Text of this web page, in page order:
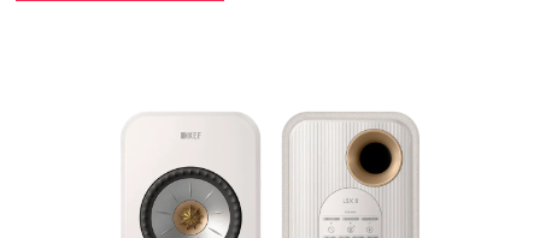
Ce contenu est hébergé par un tiers. En affichant le
contenu externe, vous acceptez les
termes et conditions
Voir la vidéo Ne plus demander